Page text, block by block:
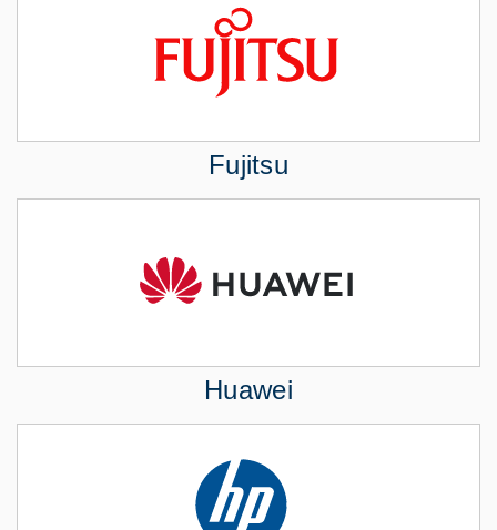
Fujitsu
Huawei